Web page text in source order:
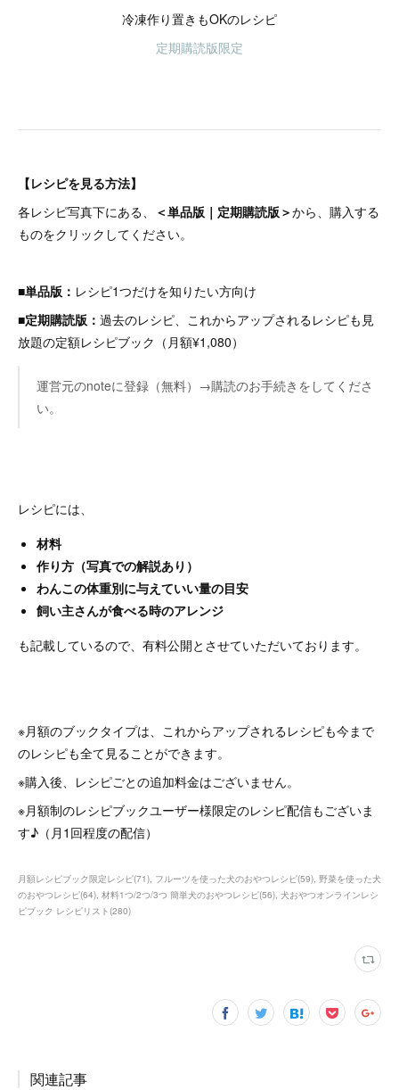
冷凍作り置きもOKのレシピ
定期購読版限定
【レシピを見る方法】
各レシピ写真下にある、
＜単品版｜定期購読版＞から、購入する
ものをクリックしてください。
■単品版： レシピ1つだけを知りたい方向け
■定期購読版： 過去のレシピ、これからアップされるレシピも見
放題の定額レシピブック（月額¥1,080）
運営元のnoteに登録（無料）→購読のお手続きをしてくださ
い。
レシピには、
材料
作り方（写真での解説あり）
わんこの体重別に与えていい量の目安
飼い主さんが食べる時のアレンジ
も記載しているので、有料公開とさせていただいております。
※月額のブックタイプは、これからアップされるレシピも今まで
のレシピも全て見ることができます。
※購入後、レシピごとの追加料金はございません。
※月額制のレシピブックユーザー様限定のレシピ配信もございま
す♪（月1回程度の配信）
月額レシピブック限定レシピ(71) フルーツを使った犬のおやつレシピ(59) 野菜を使った犬
のおやつレシピ(64) 材料1つ/2つ/3つ 簡単犬のおやつレシピ(56) 犬おやつオンラインレシ
ピブック レシピリスト(280)
関連記事